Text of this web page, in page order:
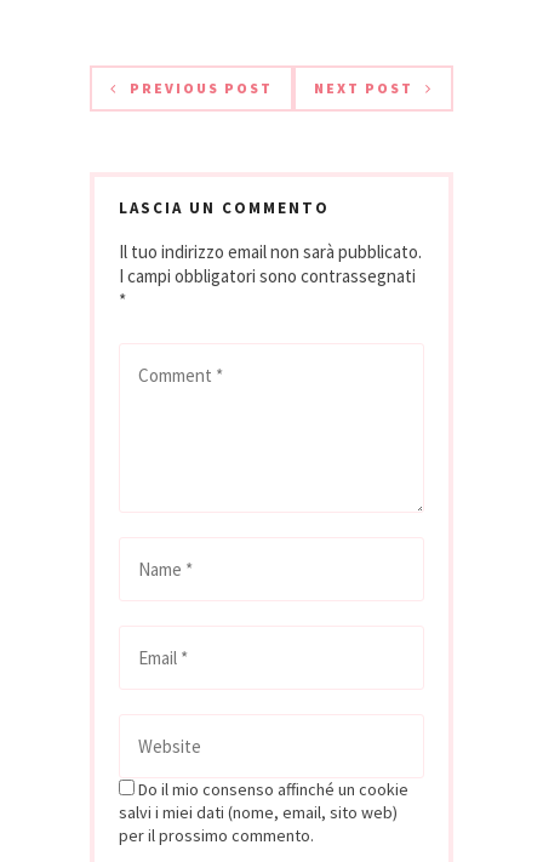
stilista). A
lanciare…
PREVIOUS POST NEXT POST
LASCIA UN COMMENTO
Il tuo indirizzo email non sarà pubblicato.
I campi obbligatori sono contrassegnati
*
Do il mio consenso affinché un cookie
salvi i miei dati (nome, email, sito web)
per il prossimo commento.